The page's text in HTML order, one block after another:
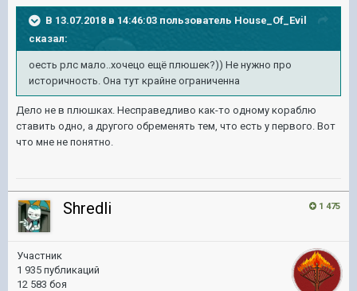
В 13.07.2018 в 14:46:03 пользователь House_Of_Evil
сказал:
оесть рлс мало..хочецо ещё плюшек?)) Не нужно про
историчность. Она тут крайне ограниченна
Дело не в плюшках. Несправедливо как-то одному кораблю
ставить одно, а другого обременять тем, что есть у первого. Вот
что мне не понятно.
1 475
Shredli
Участник
1 935 публикаций
12 583 боя